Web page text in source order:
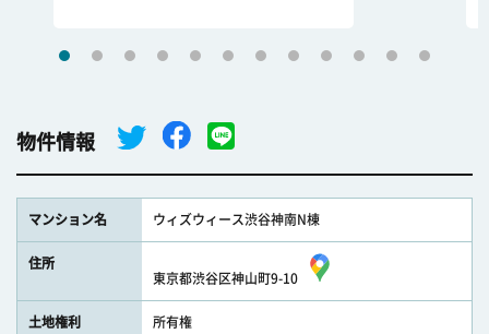
物件情報
マンション名 ウィズウィース渋谷神南N棟
住所
東京都渋谷区神山町9-10
土地権利 所有権